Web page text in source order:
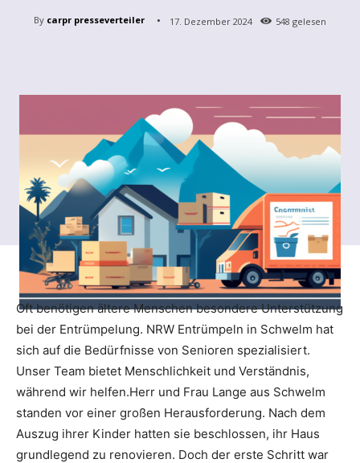
By carpr presseverteiler 17. Dezember 2024 548 gelesen
Oft benötigen ältere Menschen besondere Unterstützung
bei der Entrümpelung. NRW Entrümpeln in Schwelm hat
sich auf die Bedürfnisse von Senioren spezialisiert.
Unser Team bietet Menschlichkeit und Verständnis,
während wir helfen.Herr und Frau Lange aus Schwelm
standen vor einer großen Herausforderung. Nach dem
Auszug ihrer Kinder hatten sie beschlossen, ihr Haus
grundlegend zu renovieren. Doch der erste Schritt war